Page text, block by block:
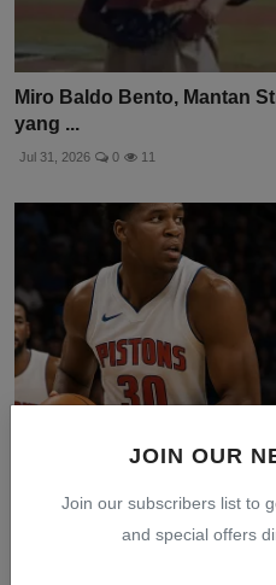
JOIN OUR
Join our subscribers list to
and special offers
Miro Baldo Bento, Mantan
yang ...
Jul 31, 2026 0 11
Tidak Ada Pramusim NBA